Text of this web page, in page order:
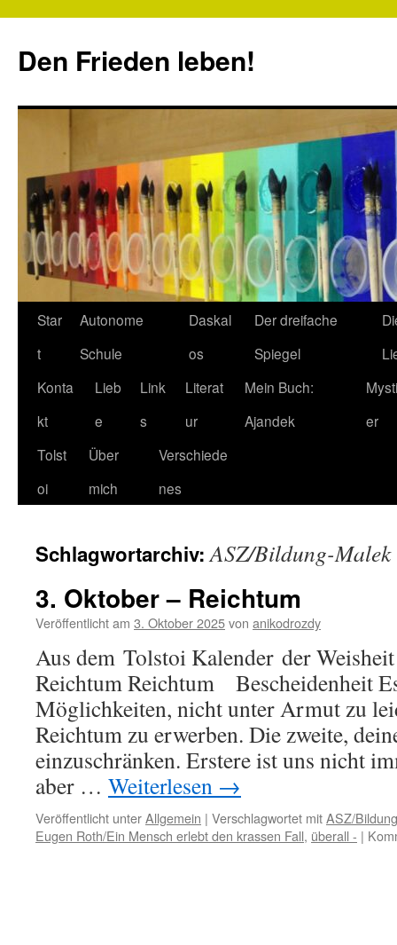
springen
Den Frieden leben!
Star
t
Autonome
Schule
Daskal
os
Der dreifache
Spiegel
Konta
kt
Lieb
e
Link
s
Literat
ur
Mein Buch:
Ajandek
er
Tolst
oi
Über
mich
Verschiede
nes
Schlagwortarchiv:ASZ/Bildung-Malek
3. Oktober – Reichtum
Veröffentlicht am 3. Oktober 2025von anikodrozdy
Aus dem Tolstoi Kalender der
Reichtum Reichtum Bescheidenheit
Möglichkeiten, nicht unter Armut zu
Reichtum zu erwerben. Die zweite,
einzuschränken. Erstere ist uns nicht
aber … Weiterlesen →
Veröffentlicht unterAllgemein | Verschlagwortet mitASZ/
Eugen Roth/Ein Mensch erlebt den krassen Fall, überall - |